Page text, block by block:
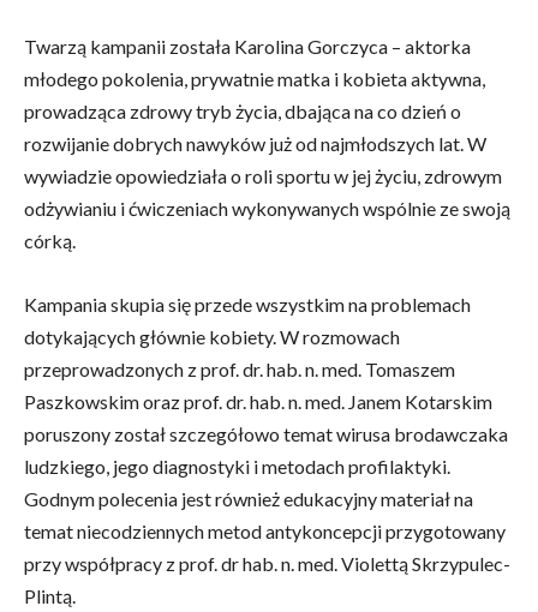
Twarzą kampanii została Karolina Gorczyca – aktorka
młodego pokolenia, prywatnie matka i kobieta aktywna,
prowadząca zdrowy tryb życia, dbająca na co dzień o
rozwijanie dobrych nawyków już od najmłodszych lat. W
wywiadzie opowiedziała o roli sportu w jej życiu, zdrowym
odżywianiu i ćwiczeniach wykonywanych wspólnie ze swoją
córką.
Kampania skupia się przede wszystkim na problemach
dotykających głównie kobiety. W rozmowach
przeprowadzonych z prof. dr. hab. n. med. Tomaszem
Paszkowskim oraz prof. dr. hab. n. med. Janem Kotarskim
poruszony został szczegółowo temat wirusa brodawczaka
ludzkiego, jego diagnostyki i metodach profilaktyki.
Godnym polecenia jest również edukacyjny materiał na
temat niecodziennych metod antykoncepcji przygotowany
przy współpracy z prof. dr hab. n. med. Violettą Skrzypulec-
Plintą.